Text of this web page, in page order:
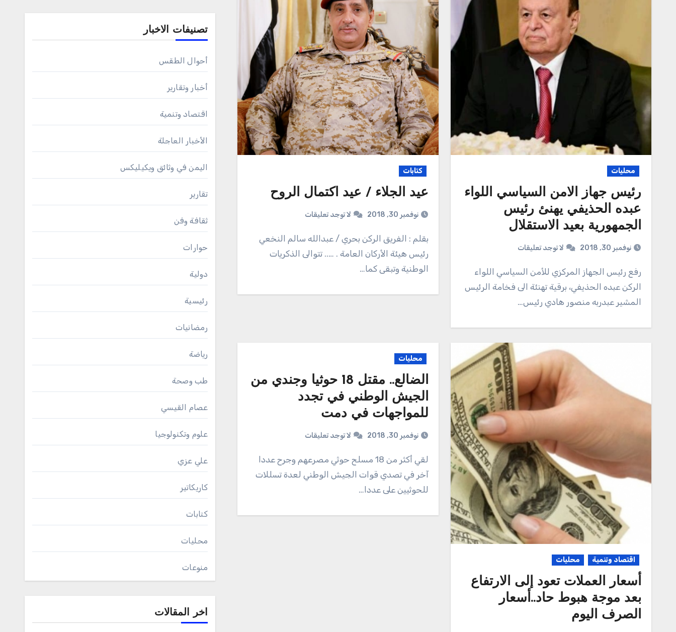
محليات
رئيس جهاز الامن السياسي اللواء
عبده الحذيفي يهنئ رئيس
الجمهورية بعيد الاستقلال
نوفمبر 30, 2018 لا توجد تعليقات
رفع رئيس الجهاز المركزي للأمن السياسي اللواء
الركن عبده الحذيفي، برقية تهنئة الى فخامة الرئيس
المشير عبدربه منصور هادي رئيس…
كتابات
عيد الجلاء / عيد اكتمال الروح
نوفمبر 30, 2018 لا توجد تعليقات
بقلم : الفريق الركن بحري / عبدالله سالم النخعي
رئيس هيئة الأركان العامة . ….. تتوالى الذكريات
الوطنية وتبقى كما…
اقتصاد وتنمية محليات
أسعار العملات تعود إلى الارتفاع
بعد موجة هبوط حاد..أسعار
الصرف اليوم
محليات
الضالع.. مقتل 18 حوثيا وجندي من
الجيش الوطني في تجدد
للمواجهات في دمت
نوفمبر 30, 2018 لا توجد تعليقات
لقي أكثر من 18 مسلح حوثي مصرعهم وجرح عددا
آخر في تصدي قوات الجيش الوطني لعدة تسللات
للحوثيين على عددا…
تصنيفات الاخبار
أحوال الطقس
أخبار وتقارير
اقتصاد وتنمية
الأخبار العاجلة
اليمن في وثائق ويكيليكس
تقارير
ثقافة وفن
حوارات
دولية
رئيسية
رمضانيات
رياضة
طب وصحة
عصام القيسي
علوم وتكنولوجيا
علي عزي
كاريكاتير
كتابات
محليات
منوعات
اخر المقالات